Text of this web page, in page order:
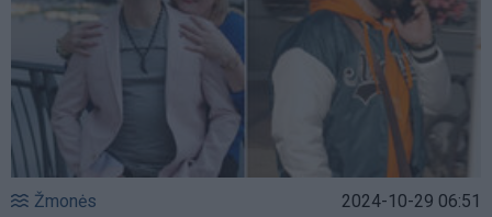
Žmonės 2024-10-29 06:51